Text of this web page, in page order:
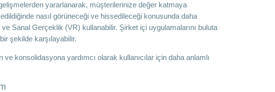
yararlanarak, müşterilerinize değer katmaya
nasıl görüneceği ve hissedileceği konusunda daha
Sanal Gerçeklik (VR) kullanabilir. Şirket içi uygulamalarını buluta
şekilde karşılayabilir.
konsolidasyona yardımcı olarak kullanıcılar için daha anlamlı